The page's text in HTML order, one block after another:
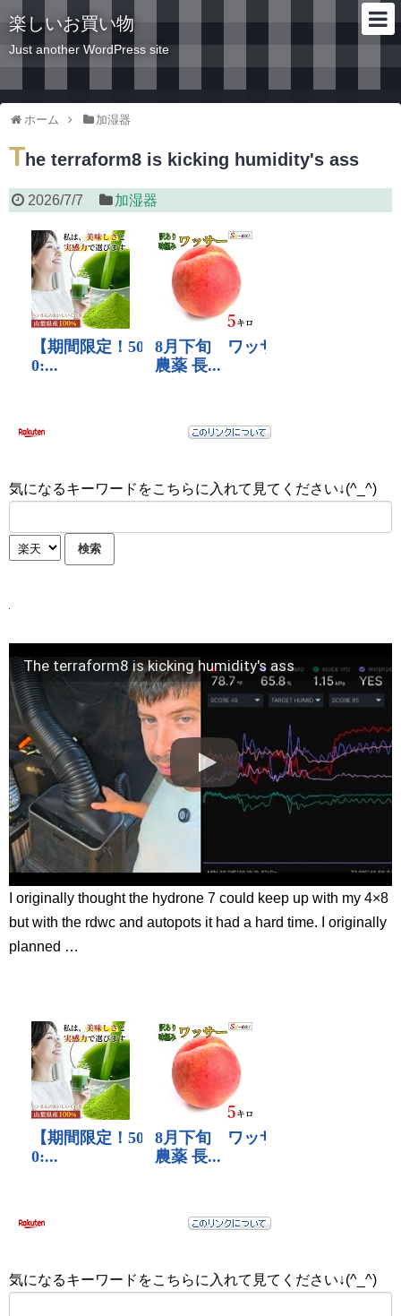
楽しいお買い物
Just another WordPress site
ホーム 加湿器
The terraform8 is kicking humidity's ass
2026/7/7 加湿器
気になるキーワードをこちらに入れて見てください↓(^_^)
The terraform8 is kicking humidity's ass
I originally thought the hydrone 7 could keep up with my 4×8
but with the rdwc and autopots it had a hard time. I originally
planned …
気になるキーワードをこちらに入れて見てください↓(^_^)